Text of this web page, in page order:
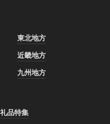
東北地方
近畿地方
九州地方
品特集